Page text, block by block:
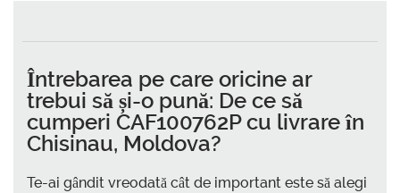
Întrebarea pe care oricine ar
trebui să și-o pună: De ce să
cumperi CAF100762P cu livrare în
Chisinau, Moldova?
Te-ai gândit vreodată cât de important este să alegi